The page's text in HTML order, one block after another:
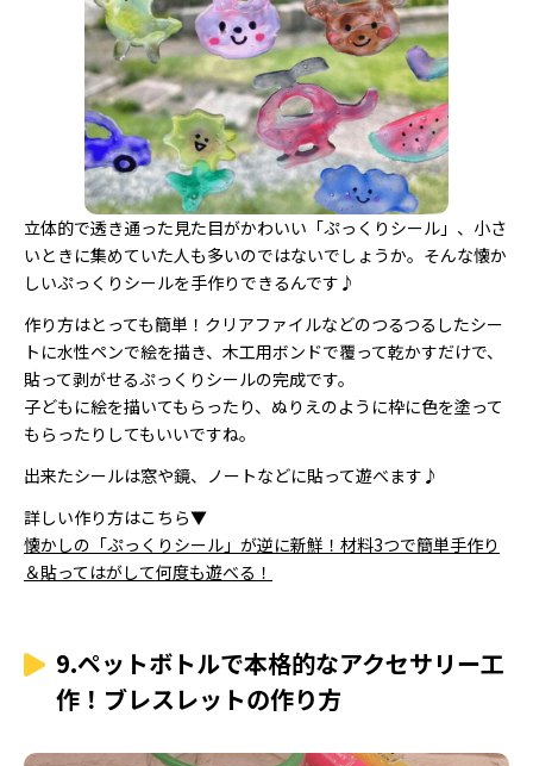
立体的で透き通った見た目がかわいい「ぷっくりシール」、小さ
いときに集めていた人も多いのではないでしょうか。そんな懐か
しいぷっくりシールを手作りできるんです♪
作り方はとっても簡単！クリアファイルなどのつるつるしたシー
トに水性ペンで絵を描き、木工用ボンドで覆って乾かすだけで、
貼って剥がせるぷっくりシールの完成です。
子どもに絵を描いてもらったり、ぬりえのように枠に色を塗って
もらったりしてもいいですね。
出来たシールは窓や鏡、ノートなどに貼って遊べます♪
詳しい作り方はこちら▼
懐かしの「ぷっくりシール」が逆に新鮮！材料3つで簡単手作り
＆貼ってはがして何度も遊べる！
9.ペットボトルで本格的なアクセサリー工
作！ブレスレットの作り方